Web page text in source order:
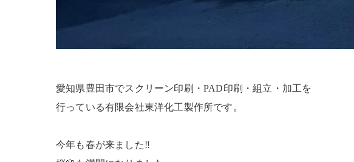
愛知県豊田市でスクリーン印刷・PAD印刷・組立・加工を
行っている有限会社東洋化工製作所です。
今年も春が来ました‼